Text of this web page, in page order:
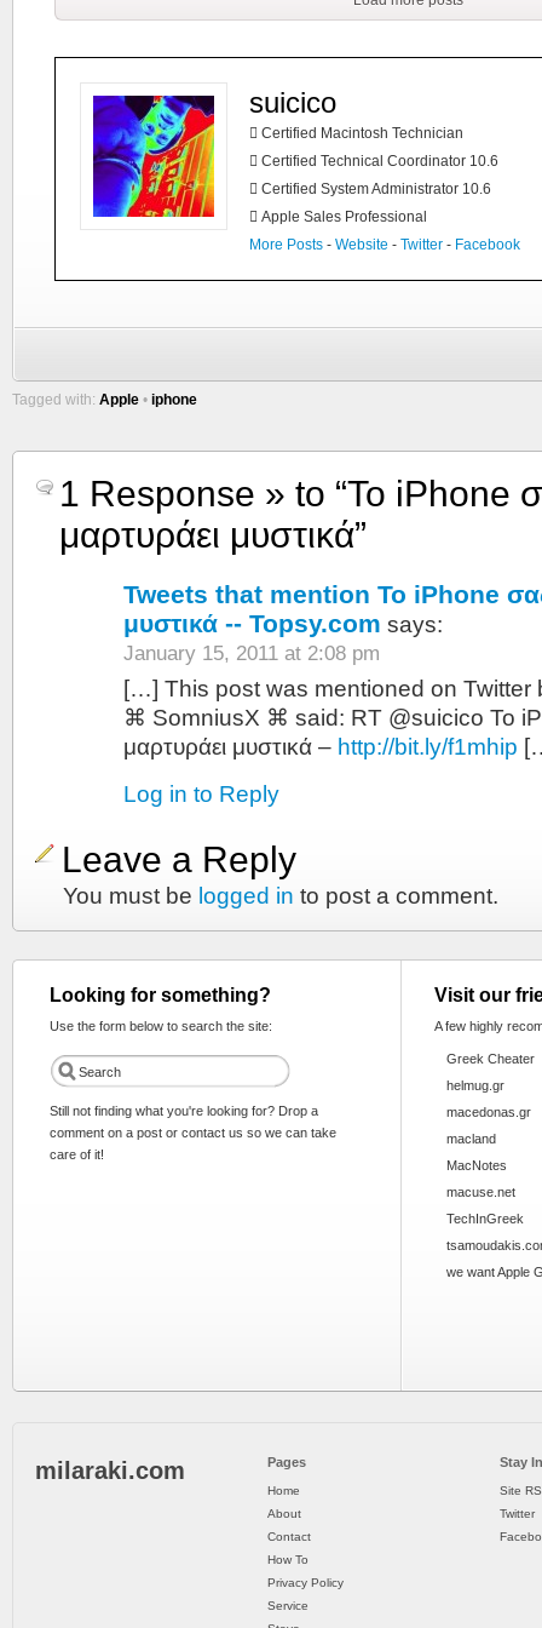
suicico
 Certified Macintosh Technician
 Certified Technical Coordinator 10.6
 Certified System Administrator 10.6
 Apple Sales Professional
More Posts - Website - Twitter - Facebook
Tagged with: Apple • iphone
1 Response » to “Το iPhone
μαρτυράει μυστικά”
Tweets that mention Το iPhone
μυστικά -- Topsy.com says:
January 15, 2011 at 2:08 pm
[…] This post was mentioned on
⌘ SomniusX ⌘ said: RT @suicico Το
μαρτυράει μυστικά – http://bit.ly/f1mhip
Log in to Reply
Leave a Reply
You must be logged in to post a comment.
Looking for something?
Use the form below to search the site:
Still not finding what you're looking for? Drop a
comment on a post or contact us so we can take
care of it!
Visit our
A few highly
Greek Cheater
helmug.gr
macedonas.gr
macland
MacNotes
macuse.net
TechInGreek
we want Apple
milaraki.com Pages
Home
About
Contact
How To
Privacy Policy
Service
Stay
Site
Twitter